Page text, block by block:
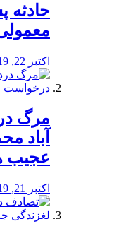
️حادثه
اکتبر 22, 2019
مرگ
آباد
اکتبر 21, 2019